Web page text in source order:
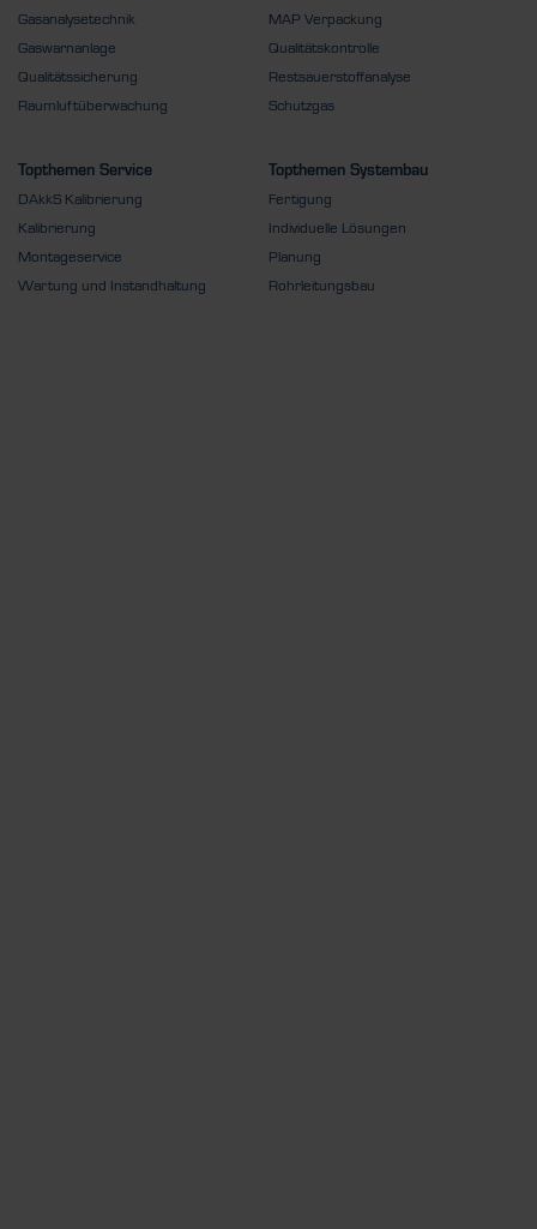
Gasanalysetechnik
Gaswarnanlage
Qualitätssicherung
Raumluftüberwachung
MAP Verpackung
Qualitätskontrolle
Restsauerstoffanalyse
Schutzgas
Topthemen Service
DAkkS Kalibrierung
Kalibrierung
Montageservice
Wartung und Instandhaltung
Topthemen Systembau
Fertigung
Individuelle Lösungen
Planung
Rohrleitungsbau